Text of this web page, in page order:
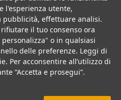
4.2.
s.r.l. è gestito da Vacanzedigital
(Le) p.iva 05108640755;
del 27/10/2020; Registro Imprese
- Numero REA: LE - 342564;
Euro 10.000,00.
i diritti riservati.
l'esperienza utente,
pubblicità, effettuare analisi.
il tuo consenso ora
o in qualsiasi
delle preferenze. Leggi di
Per acconsentire all’utilizzo di
“Accetta e prosegui”.